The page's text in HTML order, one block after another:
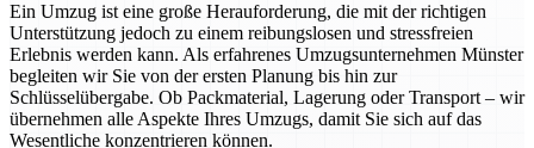
Ein Umzug ist eine große Herauforderung, die mit der richtigen
Unterstützung jedoch zu einem reibungslosen und stressfreien
Erlebnis werden kann. Als erfahrenes Umzugsunternehmen Münster
begleiten wir Sie von der ersten Planung bis hin zur
Schlüsselübergabe. Ob Packmaterial, Lagerung oder Transport – wir
übernehmen alle Aspekte Ihres Umzugs, damit Sie sich auf das
Wesentliche konzentrieren können.